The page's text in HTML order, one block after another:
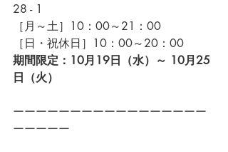
28 - 1
［月～土］10：00～21：00
［日・祝休日］10：00～20：00
期間限定：10月19日（水）～ 10月25
日（火）
ーーーーーーーーーーーーーーーーー
ーーーーー